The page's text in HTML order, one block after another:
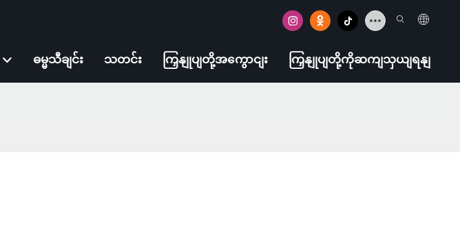
ဓမ္မသီချင်း သတင်း ကြှနျုပျတို့အကွောငျး ကြှနျုပျတို့ကိုဆကျသှယျရနျ